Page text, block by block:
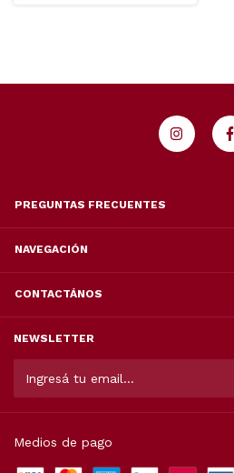
PREGUNTAS FRECUENTES
NAVEGACIÓN
CONTACTÁNOS
NEWSLETTER
Medios de pago